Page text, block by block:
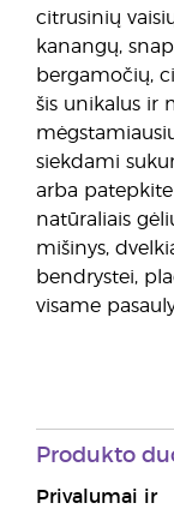
citrusinių
kanangų,
bergamočių,
šis unikalus ir
siekdami
arba
natūraliais
mišinys,
bendrystei,
visame
Produkto
Privalumai ir